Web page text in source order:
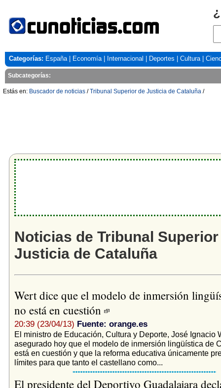
Categorías: España| Economía| Internacional Deportes Cultura|
Subcategorías:
Estás en: Buscador de noticias /Tribunal Superior de Justicia de Cataluña /
Noticias de Tribunal Superior
Justicia de Cataluña
Wert dice que el modelo de inmersión
no está en cuestión
20:39 (23/04/13) Fuente: orange.es
El ministro de Educación, Cultura y Deporte, José Ignacio
asegurado hoy que el modelo de inmersión lingüística de
está en cuestión y que la reforma educativa únicamente
límites para que tanto el castellano como...
El presidente del Deportivo Guadalajara